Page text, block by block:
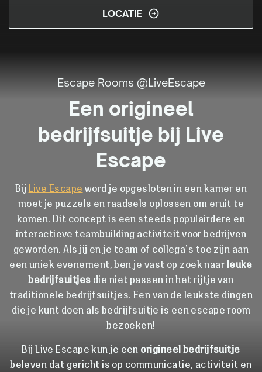
LOCATIE
Escape Rooms @LiveEscape
Een origineel
bedrijfsuitje bij Live
Escape
Bij Live Escape word je opgesloten in een kamer en
moet je puzzels en raadsels oplossen om eruit te
komen. Dit concept is een steeds populairdere en
interactieve teambuilding activiteit voor bedrijven
geworden. Als jij en je team of collega’s toe zijn aan
een uniek evenement, ben je vast op zoek naar leuke
bedrijfsuitjes die niet passen in het rijtje van
traditionele bedrijfsuitjes. Een van de leukste dingen
die je kunt doen als bedrijfsuitje is een escape room
bezoeken!
Bij Live Escape kun je een origineel bedrijfsuitje
beleven dat gericht is op communicatie, activiteit en